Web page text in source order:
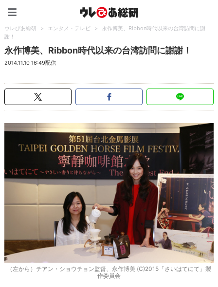
ウレぴあ総研 > エンタメ・テレビ >
永作博美、Ribbon時代以来の台湾訪問に謝
謝！
永作博美、Ribbon時代以来の台湾訪問に謝謝！
2014.11.10 16:49配信
（左から）チアン・ショウチョン監督、永作博美 (C)2015「さいはてにて」製
作委員会